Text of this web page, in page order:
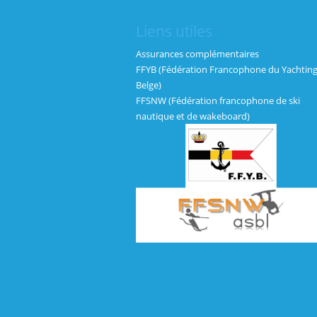
Liens utiles
Assurances complémentaires
FFYB (Fédération Francophone du Yachting
Belge)
FFSNW (Fédération francophone de ski
nautique et de wakeboard)